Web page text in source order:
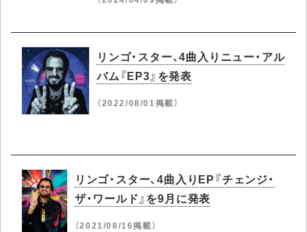
リンゴ・スター、4曲入りニュー・アル
バム『EP3』を発表
（2022/08/01掲載）
リンゴ・スター、4曲入りEP『チェンジ・
ザ・ワールド』を9月に発表
（2021/08/16掲載）